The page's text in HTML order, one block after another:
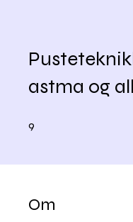
astma og
9
Om